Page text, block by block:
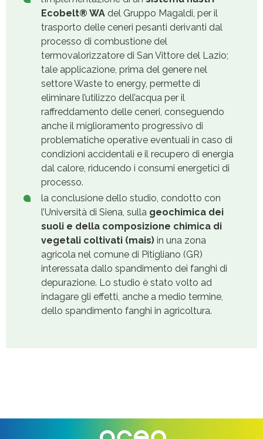
Ecobelt® WA del Gruppo Magaldi, per il
trasporto delle ceneri pesanti derivanti dal
processo di combustione del
termovalorizzatore di San Vittore del Lazio;
tale applicazione, prima del genere nel
settore Waste to energy, permette di
eliminare l’utilizzo dell’acqua per il
raffreddamento delle ceneri, conseguendo
anche il miglioramento progressivo di
problematiche operative eventuali in caso di
condizioni accidentali e il recupero di energia
dal calore, riducendo i consumi energetici di
processo.
la conclusione dello studio, condotto con
l’Università di Siena, sulla geochimica dei
suoli e della composizione chimica di
vegetali coltivati (mais) in una zona
agricola nel comune di Pitigliano (GR)
interessata dallo spandimento dei fanghi di
depurazione. Lo studio è stato volto ad
indagare gli effetti, anche a medio termine,
dello spandimento fanghi in agricoltura.